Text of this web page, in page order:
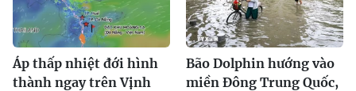
Áp thấp nhiệt đới hình
thành ngay trên Vịnh
Bão Dolphin hướng vào
miền Đông Trung Quốc,